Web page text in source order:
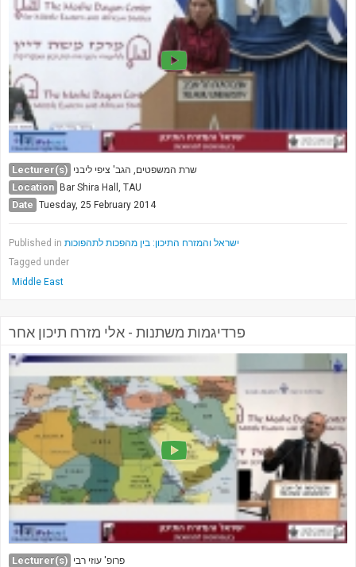
TAU General
SEARCH
Search
Lecturer(s) שרת המשפטים, הגב' ציפי ליבני
Location Bar Shira Hall, TAU
Date Tuesday, 25 February 2014
Published in ישראל והמזרח התיכון: בין מהפכות לתהפוכות
Tagged under
Middle East
פרדיגמות משתנות - אלי מזרח תיכון אחר
Lecturer(s) פרופ' עוזי רבי